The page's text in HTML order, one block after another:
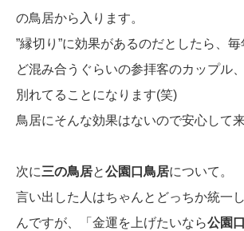
の鳥居から入ります。
”縁切り”に効果があるのだとしたら、
ど混み合うぐらいの参拝客のカップル
別れてることになります(笑)
鳥居にそんな効果はないので安心して
次に三の鳥居と公園口鳥居について。
言い出した人はちゃんとどっちか統一
んですが、「金運を上げたいなら公園